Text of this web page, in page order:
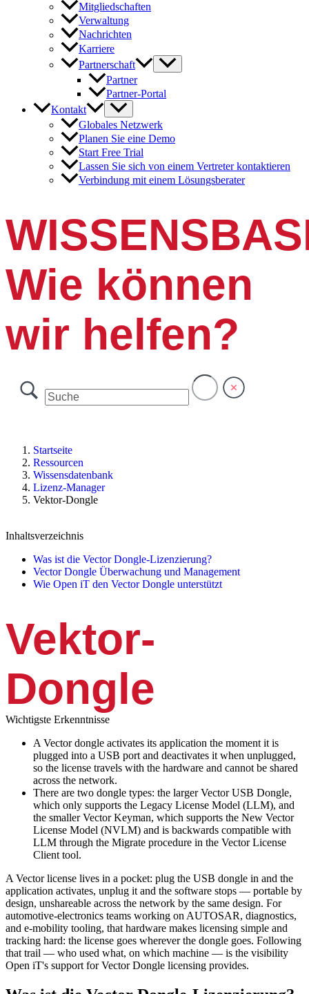
Mitgliedschaften
Verwaltung
Nachrichten
Karriere
Partnerschaft
Partner
Partner-Portal
Kontakt
Globales Netzwerk
Planen Sie eine Demo
Start Free Trial
Lassen Sie sich von einem Vertreter kontaktieren
Verbindung mit einem Lösungsberater
Wie können
wir helfen?
Startseite
Ressourcen
Wissensdatenbank
Lizenz-Manager
Vektor-Dongle
Inhaltsverzeichnis
Was ist die Vector Dongle-Lizenzierung?
Vector Dongle Überwachung und Management
Wie Open iT den Vector Dongle unterstützt
Vektor-
Dongle
Wichtigste Erkenntnisse
A Vector dongle activates its application the moment it is
plugged into a USB port and deactivates it when unplugged,
so the license travels with the hardware and cannot be shared
across the network.
There are two dongle types: the larger Vector USB Dongle,
which only supports the Legacy License Model (LLM), and
the smaller Vector Keyman, which supports the New Vector
License Model (NVLM) and is backwards compatible with
LLM through the Migrate procedure in the Vector License
Client tool.
A Vector license lives in a pocket: plug the USB dongle in and the
application activates, unplug it and the software stops — portable by
design, unshareable across the network by the same design. For
automotive-electronics teams working on AUTOSAR, diagnostics,
and e-mobility tooling, that hardware makes licensing simple and
tracking hard: the license goes wherever the dongle goes. Following
that trail — who used what, on which machine — is the visibility
Open iT's support for Vector Dongle licensing provides.